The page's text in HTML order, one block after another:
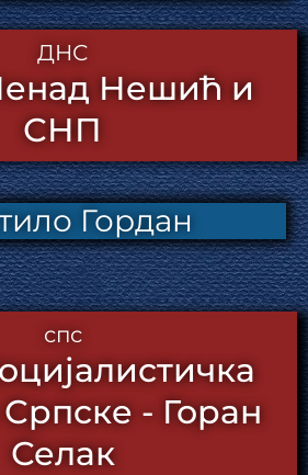
ДНС
Нешић и
СНП
Гордан
спс
Српске - Горан
Селак